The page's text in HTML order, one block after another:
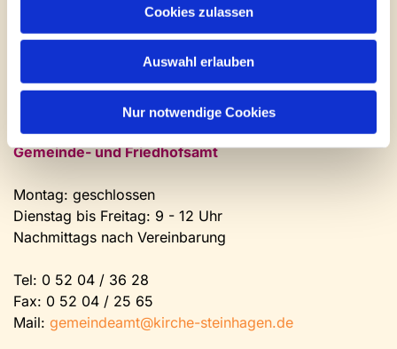
Cookies zulassen
Auswahl erlauben
Nur notwendige Cookies
Brockhagener Straße 28 | 33803 Steinhagen
Tel.:0 52 04 / 36 28
gemeindeamt@kirche-steinhagen.de
Kontakt und Öffnungszeiten
Gemeinde- und Friedhofsamt
Montag: geschlossen
Dienstag bis Freitag: 9 - 12 Uhr
Nachmittags nach Vereinbarung
Tel: 0 52 04 / 36 28
Fax: 0 52 04 / 25 65
Mail: gemeindeamt@kirche-steinhagen.de